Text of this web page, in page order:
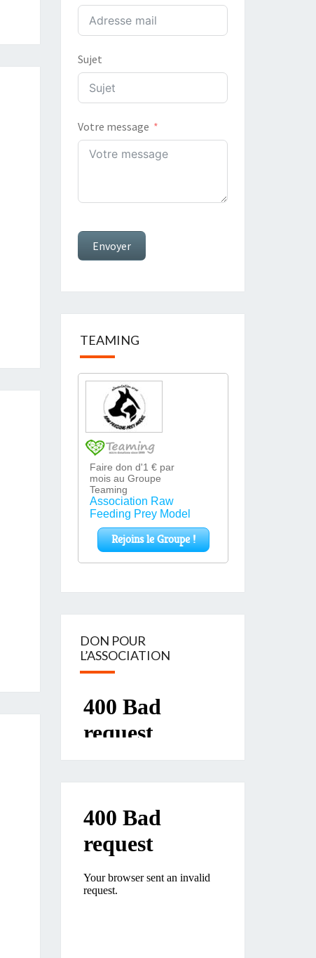
Sujet
Votre message
Envoyer
TEAMING
DON POUR
L’ASSOCIATION